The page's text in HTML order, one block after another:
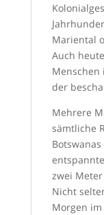
Mariental
Auch
Menschen
der
Mehrere
sämtliche
zwei
Nicht
Morgen